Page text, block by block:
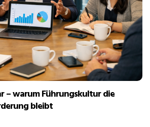
– warum Führungskultur die
bleibt